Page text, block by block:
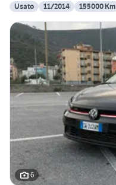
Usato
11/2014 155000 Km
6